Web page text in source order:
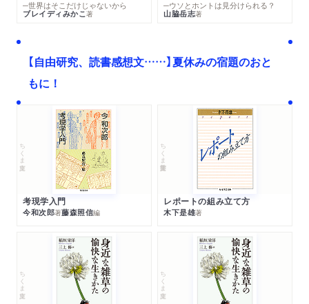
─世界はそこだけじゃないから
ブレイディみかこ著
─ウソとホントは見分けられる？
山脇岳志著
【自由研究、読書感想文……】夏休みの宿題のおと
もに！
ちくま文庫
考現学入門
今和次郎著藤森照信編
ちくま学芸文庫
レポートの組み立て方
木下是雄著
ちくま文庫 ちくま文庫